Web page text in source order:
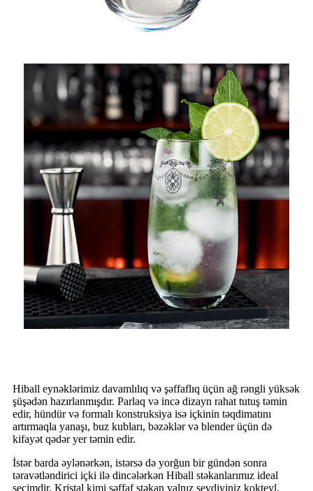
Hiball eynəklərimiz davamlılıq və şəffaflıq üçün ağ rəngli yüksək
şüşədən hazırlanmışdır. Parlaq və incə dizayn rahat tutuş təmin
edir, hündür və formalı konstruksiya isə içkinin təqdimatını
artırmaqla yanaşı, buz kubları, bəzəklər və blender üçün də
kifayət qədər yer təmin edir.
İstər barda əylənərkən, istərsə də yorğun bir gündən sonra
təravətləndirici içki ilə dincələrkən Hiball stəkanlarımız ideal
seçimdir. Kristal kimi şəffaf stəkan yalnız sevdiyiniz kokteyl,